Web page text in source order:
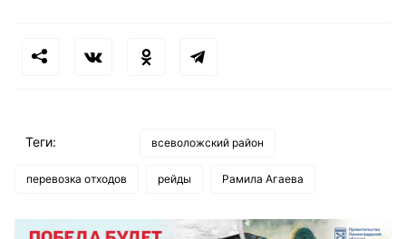
Теги: всеволожский район
перевозка отходов рейды Рамила Агаева